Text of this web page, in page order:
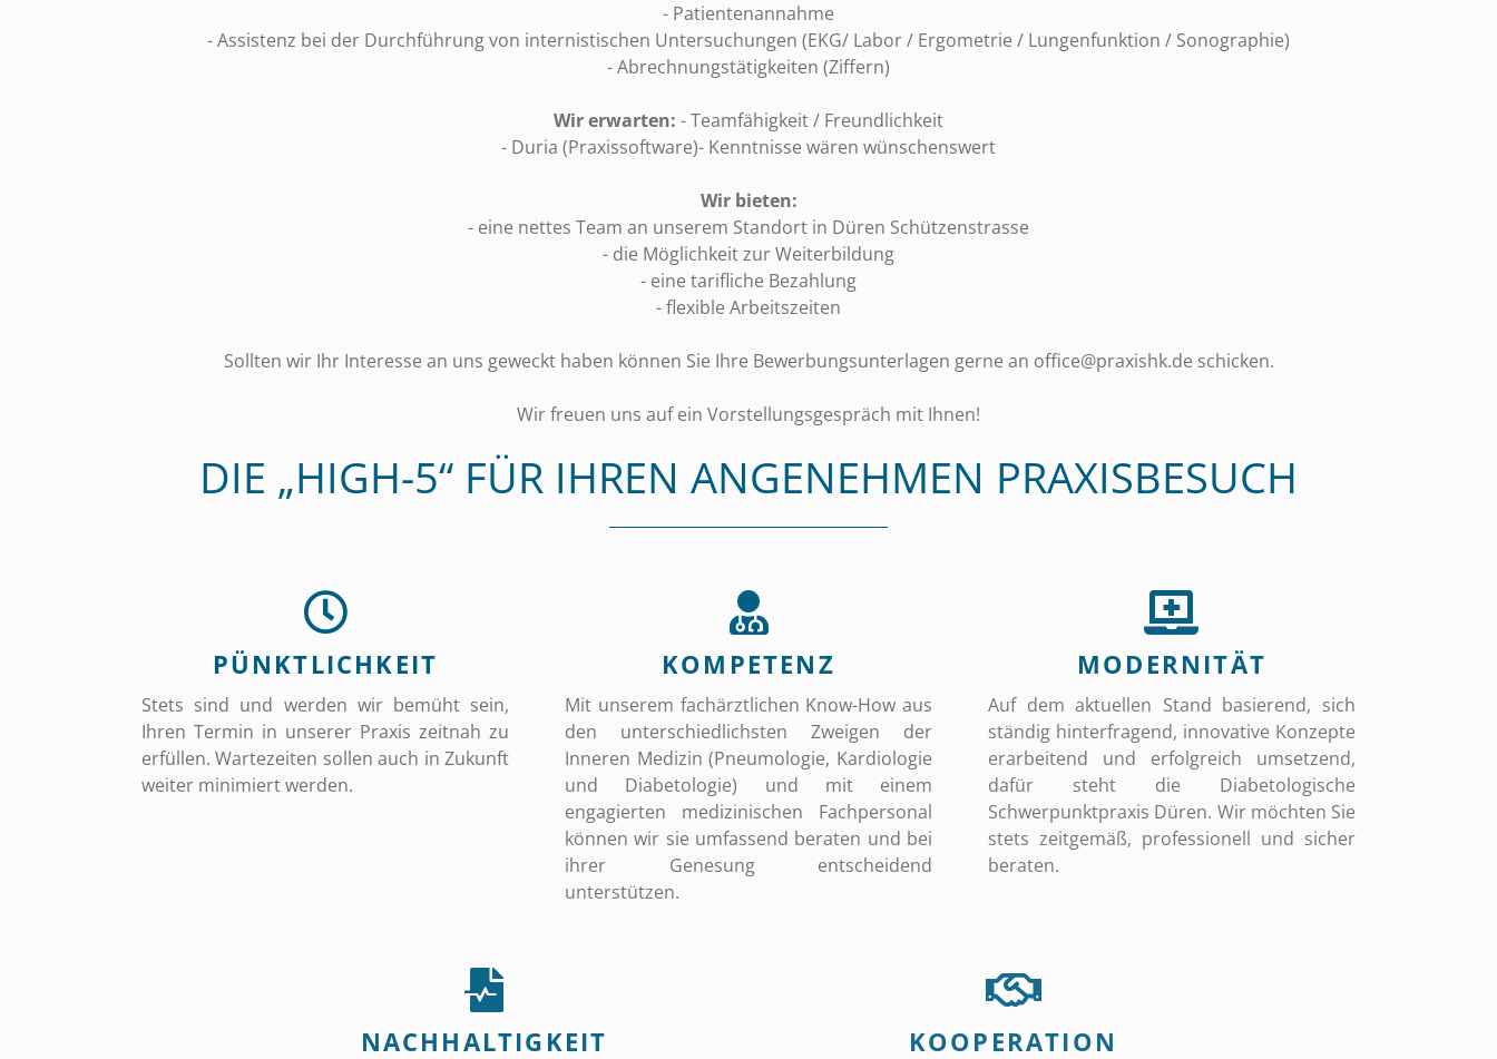
- Patientenannahme
- Assistenz bei der Durchführung von internistischen Untersuchungen (EKG/ Labor / Ergometrie / Lungenfunktion / Sonographie)
- Abrechnungstätigkeiten (Ziffern)
Wir erwarten: - Teamfähigkeit / Freundlichkeit
- Duria (Praxissoftware)- Kenntnisse wären wünschenswert
Wir bieten:
- eine nettes Team an unserem Standort in Düren Schützenstrasse
- die Möglichkeit zur Weiterbildung
- eine tarifliche Bezahlung
- flexible Arbeitszeiten
Sollten wir Ihr Interesse an uns geweckt haben können Sie Ihre Bewerbungsunterlagen gerne an office@praxishk.de schicken.
Wir freuen uns auf ein Vorstellungsgespräch mit Ihnen!
DIE „HIGH-5“ FÜR IHREN ANGENEHMEN PRAXISBESUCH
PÜNKTLICHKEIT
Stets sind und werden wir bemüht sein,
Ihren Termin in unserer Praxis zeitnah zu
erfüllen. Wartezeiten sollen auch in Zukunft
weiter minimiert werden.
KOMPETENZ
Mit unserem fachärztlichen Know-How aus
den unterschiedlichsten Zweigen der
Inneren Medizin (Pneumologie, Kardiologie
und Diabetologie) und mit einem
engagierten medizinischen Fachpersonal
können wir sie umfassend beraten und bei
ihrer Genesung entscheidend
unterstützen.
MODERNITÄT
Auf dem aktuellen Stand basierend, sich
ständig hinterfragend, innovative Konzepte
erarbeitend und erfolgreich umsetzend,
dafür steht die Diabetologische
Schwerpunktpraxis Düren. Wir möchten Sie
stets zeitgemäß, professionell und sicher
beraten.
NACHHALTIGKEIT KOOPERATION